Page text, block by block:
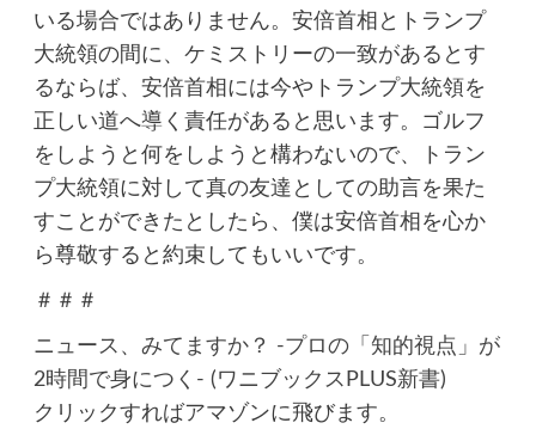
いる場合ではありません。安倍首相とトランプ
大統領の間に、ケミストリーの一致があるとす
るならば、安倍首相には今やトランプ大統領を
正しい道へ導く責任があると思います。ゴルフ
をしようと何をしようと構わないので、トラン
プ大統領に対して真の友達としての助言を果た
すことができたとしたら、僕は安倍首相を心か
ら尊敬すると約束してもいいです。
＃＃＃
ニュース、みてますか？ -プロの「知的視点」が
2時間で身につく- (ワニブックスPLUS新書)
クリックすればアマゾンに飛びます。